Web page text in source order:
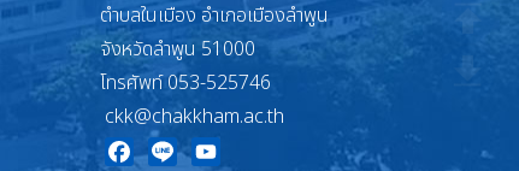
ตำบลในเมือง อำเภอเมืองลำพูน
จังหวัดลำพูน 51000
โทรศัพท์ 053-525746
ckk@chakkham.ac.th